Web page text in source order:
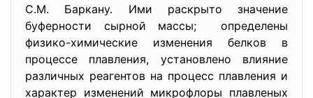
С.М. Баркану. Ими раскрыто значение
буферности сырной массы; определены
физико-химические изменения белков в
процессе плавления, установлено влияние
различных реагентов на процесс плавления и
характер изменений микрофлоры плавленых